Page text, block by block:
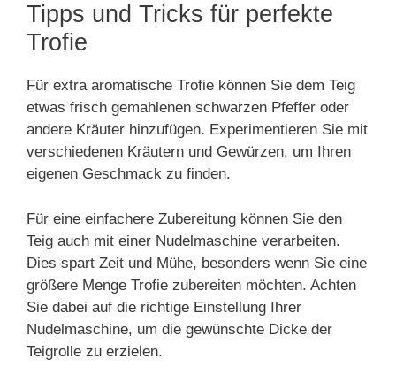
Tipps und Tricks für perfekte
Trofie
Für extra aromatische Trofie können Sie dem Teig
etwas frisch gemahlenen schwarzen Pfeffer oder
andere Kräuter hinzufügen. Experimentieren Sie mit
verschiedenen Kräutern und Gewürzen, um Ihren
eigenen Geschmack zu finden.
Für eine einfachere Zubereitung können Sie den
Teig auch mit einer Nudelmaschine verarbeiten.
Dies spart Zeit und Mühe, besonders wenn Sie eine
größere Menge Trofie zubereiten möchten. Achten
Sie dabei auf die richtige Einstellung Ihrer
Nudelmaschine, um die gewünschte Dicke der
Teigrolle zu erzielen.